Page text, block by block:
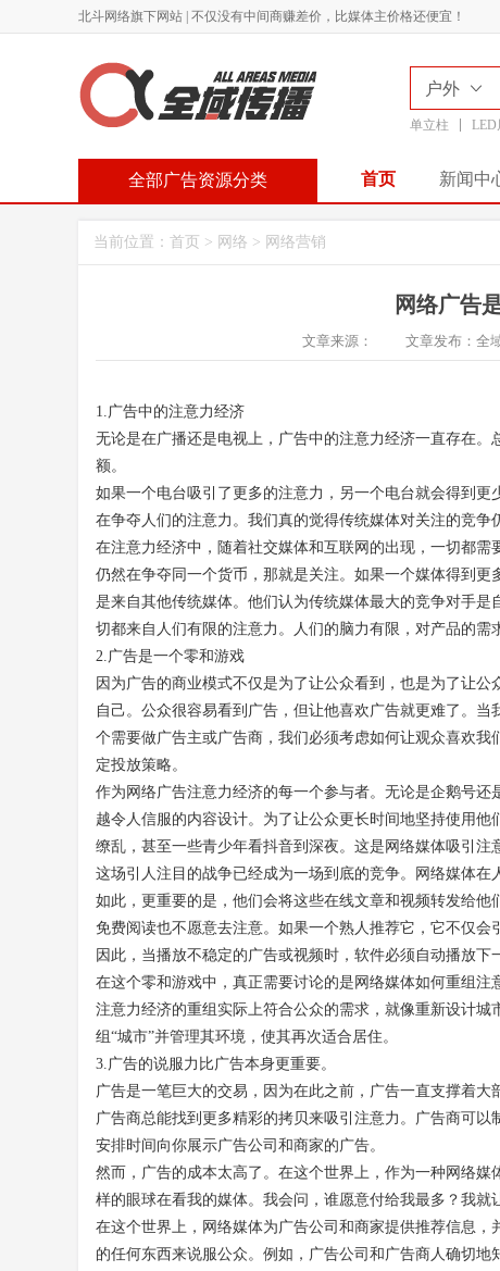
北斗网络旗下网站 | 不仅没有中间商赚差价，比媒体主价格还便宜！
户外
单立柱 LED
全部广告资源分类 首页 新闻中
当前位置： 首页 > 网络 > 网络营销
网络广告
文章来源： 文章发布：全
1. 广告中的注意力经济
无论是在广播还是电视上，广告中的注意力经济一直存在。
额。
如果一个电台吸引了更多的注意力，另一个电台就会得到
在争夺人们的注意力。我们真的觉得传统媒体对关注的竞争
在注意力经济中，随着社交媒体和互联网的出现，一切都需
仍然在争夺同一个货币，那就是关注。如果一个媒体得到
是来自其他传统媒体。他们认为传统媒体最大的竞争对手是
切都来自 人们有限的注意力 。人们的脑力有限，对产品的需
2. 广告是一个零和游戏
因为广告的商业模式不仅是为了让公众看到，也是为了让
自己。公众很容易看到广告，但让他喜欢广告就更难了。
个需要做广告主或广告商，我们必须考虑如何让观众喜欢我
定投放策略。
作为网络广告注意力经济的每一个参与者。无论是企鹅号还
越令人信服的内容设计。为了让公众更长时间地坚持使用
缭乱，甚至一些青少年看抖音到 深夜。这是网络媒体吸引注
这场引人注目的战争已经成为一场到底的竞争。网络媒体
如此，更重要的是，他们会将这些在线文章和视频转发给
免费阅读也不愿意去注意。如果一个熟人推荐它，它不仅会
因此，当播放不稳定的广告或视频时，软件必须自动播放下
在这个零和游戏中，真正需要讨论的是网络媒体如何重组注
注意力经济的重组实际上符合公众的需求，就像重新设计
组 “城市”并管理其环境，使其再次适合居住。
3. 广告的说服力比广告本身更重要。
广告是一笔巨大的交易，因为在此之前，广告一直支撑着大
广告商总能找到更多精彩的拷贝来吸引注意力。广告商可
安排时间向你展示广告公司和商家的广告。
然而，广告的成本太高了。在这个世界上，作为一种网络
样的眼球在看我的媒体。我会问，谁愿意付给我最多？我就
在这个世界上，网络媒体为广告公司和商家提供推荐信息
的任何东西来说服公众。例如，广告公司和广告商人确切